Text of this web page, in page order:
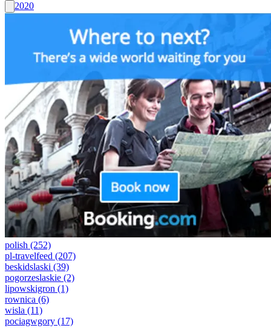
2020
polish (252)
pl-travelfeed (207)
beskidslaski (39)
pogorzeslaskie (2)
lipowskigron (1)
rownica (6)
wisla (11)
pociagwgory (17)